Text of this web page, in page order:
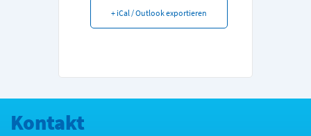
+ iCal / Outlook exportieren
Kontakt